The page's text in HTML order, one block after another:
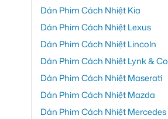
Dán Phim Cách Nhiệt Kia
Dán Phim Cách Nhiệt Lexus
Dán Phim Cách Nhiệt Lincoln
Dán Phim Cách Nhiệt Lynk & Co
Dán Phim Cách Nhiệt Maserati
Dán Phim Cách Nhiệt Mazda
Dán Phim Cách Nhiệt Mercedes